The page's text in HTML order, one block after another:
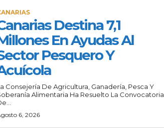
Destina 7,1
En Ayudas Al
Pesquero Y
Consejería De Agricultura, Ganadería, Pesca Y
Alimentaria Ha Resuelto La Convocatoria
6, 2026